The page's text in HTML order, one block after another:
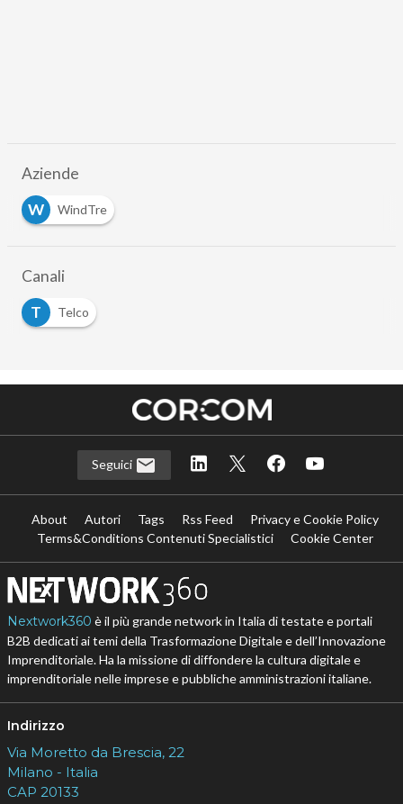
Aziende
W
WindTre
Canali
T
Telco
Seguici
About Autori Tags Rss Feed
Privacy e Cookie Policy
Terms&Conditions Contenuti Specialistici
Cookie Center
Nextwork360 è il più grande network in Italia di testate e portali
B2B dedicati ai temi della Trasformazione Digitale e dell’Innovazione
Imprenditoriale. Ha la missione di diffondere la cultura digitale e
imprenditoriale nelle imprese e pubbliche amministrazioni italiane.
Indirizzo
Via Moretto da Brescia, 22
Milano - Italia
CAP 20133